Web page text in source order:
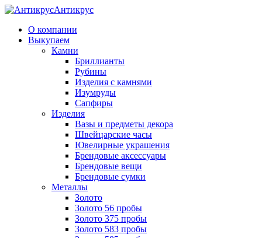
Антикрус
О компании
Выкупаем
Камни
Бриллианты
Рубины
Изделия с камнями
Изумруды
Сапфиры
Изделия
Вазы и предметы декора
Швейцарские часы
Ювелирные украшения
Брендовые аксессуары
Брендовые вещи
Брендовые сумки
Металлы
Золото
Золото 56 пробы
Золото 375 пробы
Золото 583 пробы